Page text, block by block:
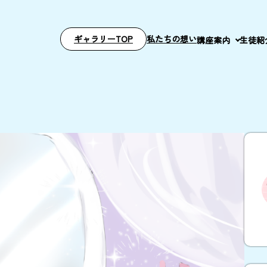
ギャラリーTOP 私たちの想い講座案内 生徒紹